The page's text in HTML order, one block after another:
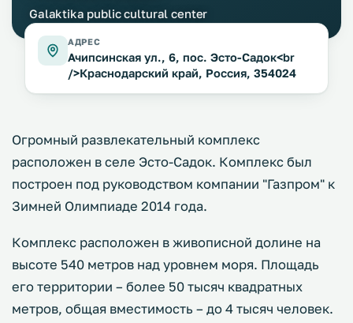
Galaktika public cultural center
АДРЕС
Ачипсинская ул., 6, пос. Эсто-Садок<br
/>Краснодарский край, Россия, 354024
Огромный развлекательный комплекс
расположен в селе Эсто-Садок. Комплекс был
построен под руководством компании "Газпром" к
Зимней Олимпиаде 2014 года.
Комплекс расположен в живописной долине на
высоте 540 метров над уровнем моря. Площадь
его территории – более 50 тысяч квадратных
метров, общая вместимость – до 4 тысяч человек.